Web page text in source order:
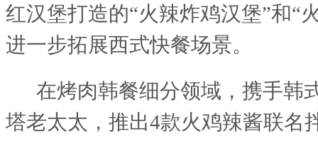
红汉堡打造的“火辣炸鸡汉堡”和“
进一步拓展西式快餐场景。
在烤肉韩餐细分领域，携手韩
塔老太太，推出4款火鸡辣酱联名